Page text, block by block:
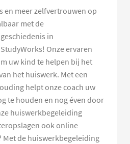
en meer zelfvertrouwen op
met de
in
Onze ervaren
uw kind te helpen bij het
het huiswerk. Met een
helpt onze coach uw
te houden en nog éven door
huiswerkbegeleiding
ook online
Met de huiswerkbegeleiding